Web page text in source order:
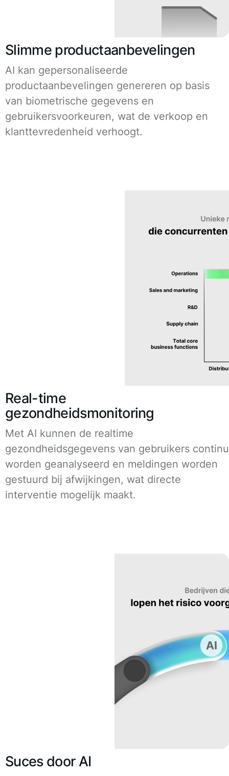
Slimme productaanbevelingen
AI kan gepersonaliseerde
productaanbevelingen genereren op basis
van biometrische gegevens en
gebruikersvoorkeuren, wat de verkoop en
klanttevredenheid verhoogt.
Real-time
gezondheidsmonitoring
Met AI kunnen de realtime
gezondheidsgegevens van gebruikers continu
worden geanalyseerd en meldingen worden
gestuurd bij afwijkingen, wat directe
interventie mogelijk maakt.
Suces door AI